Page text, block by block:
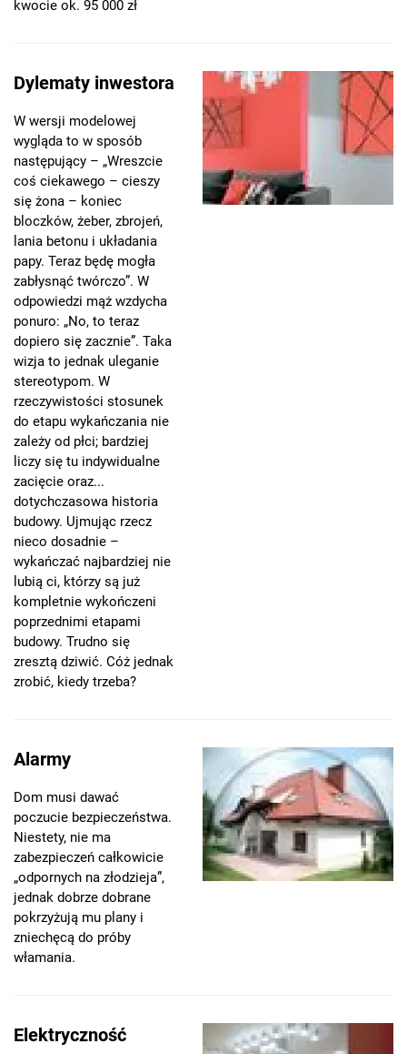
kwocie ok. 95 000 zł
Dylematy inwestora
W wersji modelowej
wygląda to w sposób
następujący – „Wreszcie
coś ciekawego – cieszy
się żona – koniec
bloczków, żeber, zbrojeń,
lania betonu i układania
papy. Teraz będę mogła
zabłysnąć twórczo”. W
odpowiedzi mąż wzdycha
ponuro: „No, to teraz
dopiero się zacznie”. Taka
wizja to jednak uleganie
stereotypom. W
rzeczywistości stosunek
do etapu wykańczania nie
zależy od płci; bardziej
liczy się tu indywidualne
zacięcie oraz...
dotychczasowa historia
budowy. Ujmując rzecz
nieco dosadnie –
wykańczać najbardziej nie
lubią ci, którzy są już
kompletnie wykończeni
poprzednimi etapami
budowy. Trudno się
zresztą dziwić. Cóż jednak
zrobić, kiedy trzeba?
Alarmy
Dom musi dawać
poczucie bezpieczeństwa.
Niestety, nie ma
zabezpieczeń całkowicie
„odpornych na złodzieja”,
jednak dobrze dobrane
pokrzyżują mu plany i
zniechęcą do próby
włamania.
Elektryczność